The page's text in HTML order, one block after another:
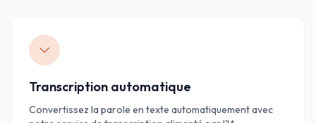
Transcription automatique
Convertissez la parole en texte automatiquement avec